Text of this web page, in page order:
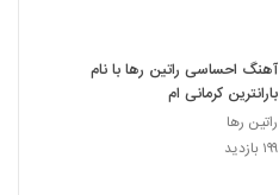
آهنگ احساسی راتین رها با نام
بارانترین کرمانی ام
راتین رها
۱۹۹ بازدید